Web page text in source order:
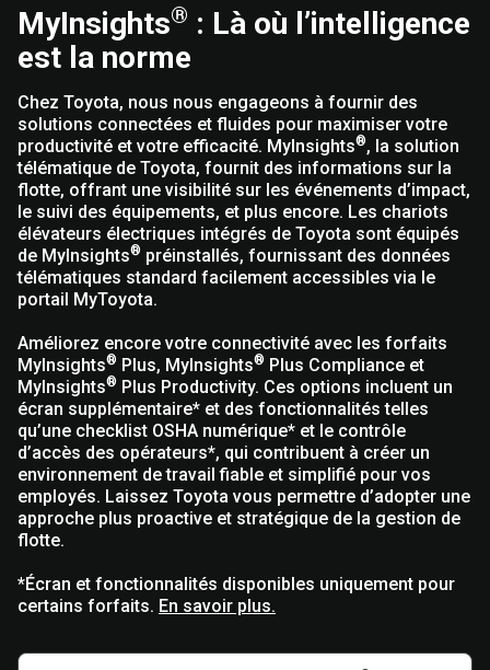
MyInsights® : Là où l’intelligence
est la norme
Chez Toyota, nous nous engageons à fournir des
solutions connectées et fluides pour maximiser votre
productivité et votre efficacité. MyInsights®, la solution
télématique de Toyota, fournit des informations sur la
flotte, offrant une visibilité sur les événements d’impact,
le suivi des équipements, et plus encore. Les chariots
élévateurs électriques intégrés de Toyota sont équipés
de MyInsights® préinstallés, fournissant des données
télématiques standard facilement accessibles via le
portail MyToyota.
Améliorez encore votre connectivité avec les forfaits
MyInsights® Plus, MyInsights® Plus Compliance et
MyInsights® Plus Productivity. Ces options incluent un
écran supplémentaire* et des fonctionnalités telles
qu’une checklist OSHA numérique* et le contrôle
d’accès des opérateurs*, qui contribuent à créer un
environnement de travail fiable et simplifié pour vos
employés. Laissez Toyota vous permettre d’adopter une
approche plus proactive et stratégique de la gestion de
flotte.
*Écran et fonctionnalités disponibles uniquement pour
certains forfaits. En savoir plus.